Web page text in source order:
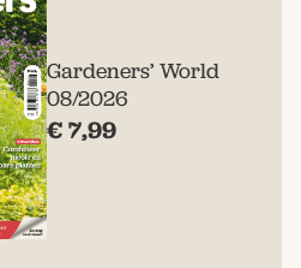
Gardeners’ World
08/2026
€ 7,99